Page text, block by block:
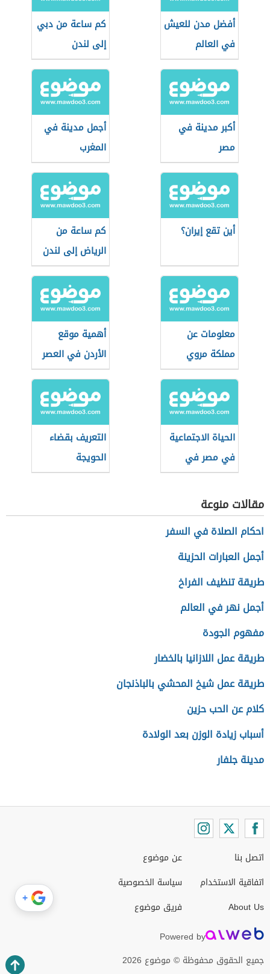
أفضل مدن للعيش
في العالم
كم ساعة من دبي
إلى لندن
أكبر مدينة في
مصر
أجمل مدينة في
المغرب
أين تقع إيران؟
كم ساعة من
الرياض إلى لندن
معلومات عن
مملكة مروي
أهمية موقع
الأردن في العصر
المملوكي
الحياة الاجتماعية
في مصر في
العصر العثماني
التعريف بقضاء
الحويجة
مقالات منوعة
احكام الصلاة في السفر
أجمل العبارات الحزينة
طريقة تنظيف الفراخ
أجمل نهر في العالم
مفهوم الجودة
طريقة عمل اللازانيا بالخضار
طريقة عمل شيخ المحشي بالباذنجان
كلام عن الحب حزين
أسباب زيادة الوزن بعد الولادة
مدينة جلفار
اتصل بنا
اتفاقية الاستخدام
About Us
عن موضوع
سياسة الخصوصية
فريق موضوع
Powered by
جميع الحقوق محفوظة © موضوع 2026
+